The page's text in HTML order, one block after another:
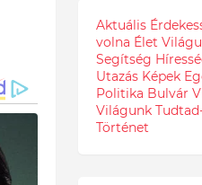
Aktuális
volna Élet
Segítség
Utazás Képek
Politika Bulvár
Világunk
Történet